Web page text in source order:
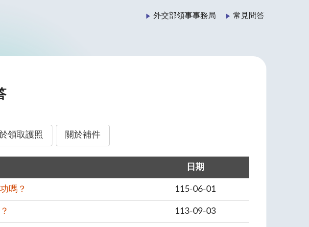
外交部領事事務局 常見問答
領取護照 關於補件
日期
嗎？ 115-06-01
113-09-03